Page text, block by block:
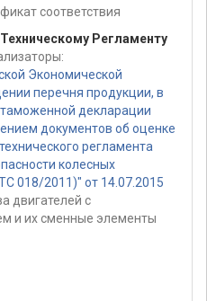
соответствия
Регламенту
Экономической
перечня продукции, в
декларации
документов об оценке
регламента
колесных
018/2011)" от 14.07.2015
двигателей с
и их сменные элементы